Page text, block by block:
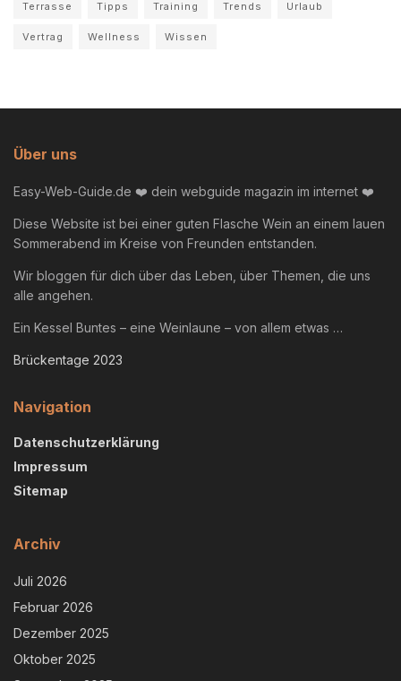
Terrasse Tipps Training Trends Urlaub
Vertrag Wellness Wissen
Über uns
Easy-Web-Guide.de ❤️ dein webguide magazin im internet ❤️
Diese Website ist bei einer guten Flasche Wein an einem lauen
Sommerabend im Kreise von Freunden entstanden.
Wir bloggen für dich über das Leben, über Themen, die uns
alle angehen.
Ein Kessel Buntes – eine Weinlaune – von allem etwas …
Brückentage 2023
Navigation
Datenschutzerklärung
Impressum
Sitemap
Archiv
Juli 2026
Februar 2026
Dezember 2025
Oktober 2025